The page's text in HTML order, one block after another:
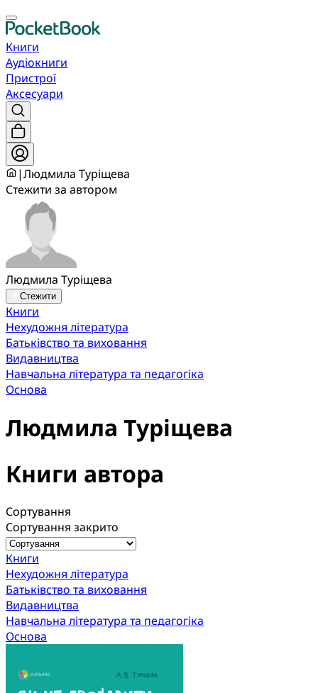
Книги
Аудіокниги
Пристрої
Аксесуари
|Людмила Туріщева
Стежити за автором
Людмила Туріщева
Стежити
Книги
Нехудожня література
Батьківство та виховання
Видавництва
Навчальна література та педагогіка
Основа
Людмила Туріщева
Книги автора
Сортування
Сортування закрито
Книги
Нехудожня література
Батьківство та виховання
Видавництва
Навчальна література та педагогіка
Основа